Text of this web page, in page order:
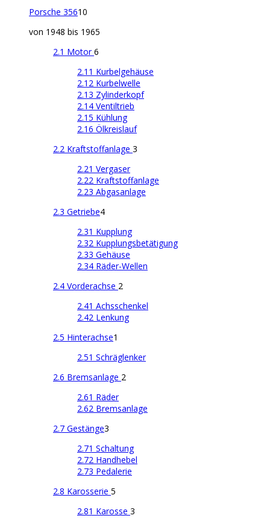
Porsche 35610
von 1948 bis 1965
2.1 Motor6
2.11 Kurbelgehäuse
2.12 Kurbelwelle
2.13 Zylinderkopf
2.14 Ventiltrieb
2.15 Kühlung
2.16 Ölkreislauf
2.2 Kraftstoffanlage 3
2.21 Vergaser
2.22 Kraftstoffanlage
2.23 Abgasanlage
2.3 Getriebe4
2.31 Kupplung
2.32 Kupplungsbetätigung
2.33 Gehäuse
2.34 Räder-Wellen
2.4 Vorderachse 2
2.41 Achsschenkel
2.42 Lenkung
2.5 Hinterachse1
2.51 Schräglenker
2.6 Bremsanlage 2
2.61 Räder
2.62 Bremsanlage
2.7 Gestänge3
2.71 Schaltung
2.72 Handhebel
2.73 Pedalerie
2.8 Karosserie 5
2.81 Karosse 3